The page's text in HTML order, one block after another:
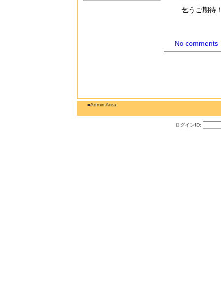
乞うご期待
No comments
■Admin Area
ログインID: